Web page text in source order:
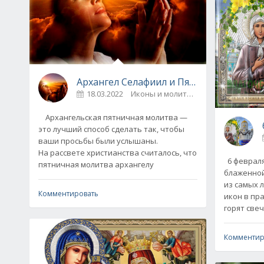
Архангел Селафиил и Пятничная
18.03.2022 Иконы и молитвы 0
Архангельская пятничная молитва —
это лучший способ сделать так, чтобы
ваши просьбы были услышаны.
На рассвете христианства считалось, что
пятничная молитва архангелу
Комментировать
6
из самых
икон в
горят